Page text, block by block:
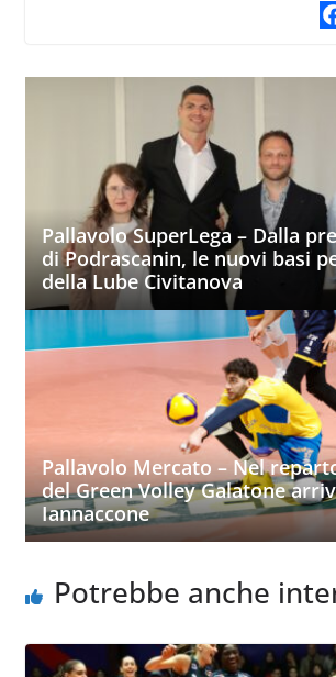
Pallavolo SuperLega – Dalla
di Podrascanin, le nuovi basi
della Lube Civitanova
Pallavolo Mercato – Nel
del Green Volley Galatone
Iannaccone
Potrebbe anche